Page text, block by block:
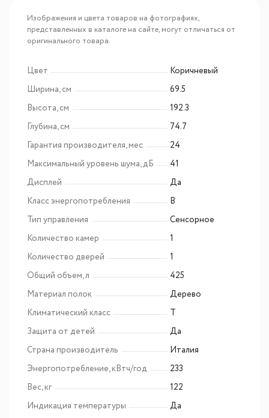
Изображения и цвета товаров на фотографиях,
представленных в каталоге на сайте, могут отличаться от
оригинального товара.
Цвет
Коричневый
Ширина, см
69.5
Высота, см
192.3
Глубина, см
74.7
Гарантия производителя, мес
24
Максимальный уровень шума, дБ
41
Дисплей
Да
Класс энергопотребления
B
Тип управления
Сенсорное
Количество камер
1
Количество дверей
1
Общий объем, л
425
Материал полок
Дерево
Климатический класс
T
Защита от детей
Да
Страна производитель
Италия
Энергопотребление, кВтч/год
233
Вес, кг
122
Индикация температуры
Да